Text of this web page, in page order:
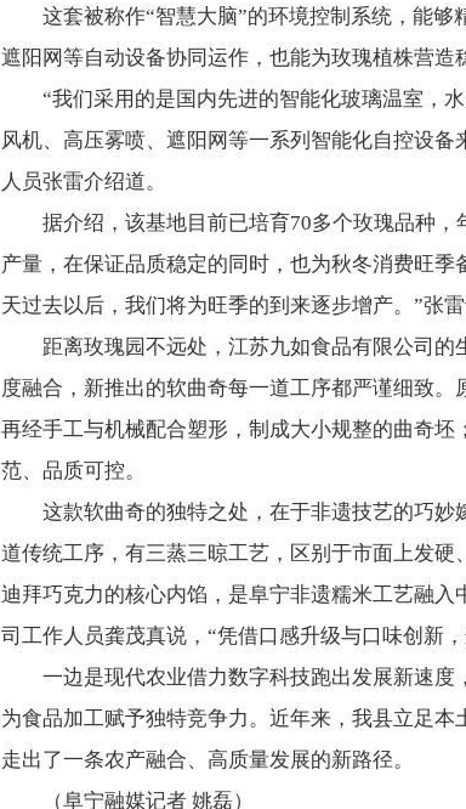
这套被称作“智慧大脑”的环境控制系统，能
遮阳网等自动设备协同运作，也能为玫瑰植株营造
“我们采用的是国内先进的智能化玻璃温室，
风机、高压雾喷、遮阳网等一系列智能化自控设
人员张雷介绍道。
据介绍，该基地目前已培育70多个玫瑰品种
产量，在保证品质稳定的同时，也为秋冬消费旺
天过去以后，我们将为旺季的到来逐步增产。”张雷
距离玫瑰园不远处，江苏九如食品有限公司
度融合，新推出的软曲奇每一道工序都严谨细致
再经手工与机械配合塑形，制成大小规整的曲奇
范、品质可控。
这款软曲奇的独特之处，在于非遗技艺的巧
道传统工序，有三蒸三晾工艺，区别于市面上发
迪拜巧克力的核心内馅，是阜宁非遗糯米工艺融
司工作人员龚茂真说，“凭借口感升级与口味创新
一边是现代农业借力数字科技跑出发展新速
为食品加工赋予独特竞争力。近年来，我县立足本
走出了一条农产融合、高质量发展的新路径。
（阜宁融媒记者 姚磊）